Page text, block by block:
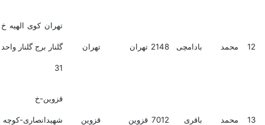
12 محمد بادامچی 2148 تهران تهران
تهران کوی الهیه خ
گلنار برج گلنار واحد
31
13 محمد باقری 7012 قزوین قزوین
قزوین-خ
شهیدانصاری-کوچه